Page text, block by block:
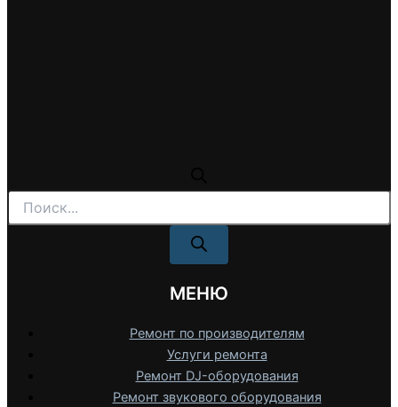
Поиск
товаров
МЕНЮ
Ремонт по производителям
Услуги ремонта
Ремонт DJ-оборудования
Ремонт звукового оборудования